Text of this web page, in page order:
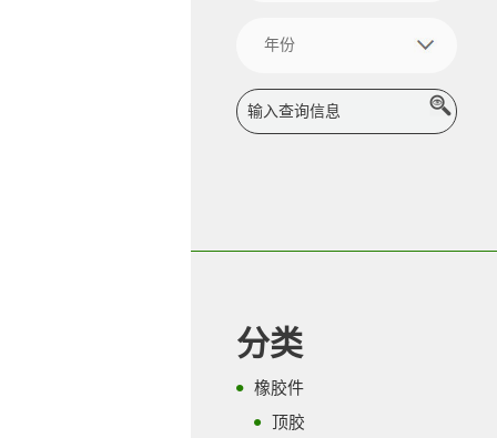
分类
橡胶件
顶胶